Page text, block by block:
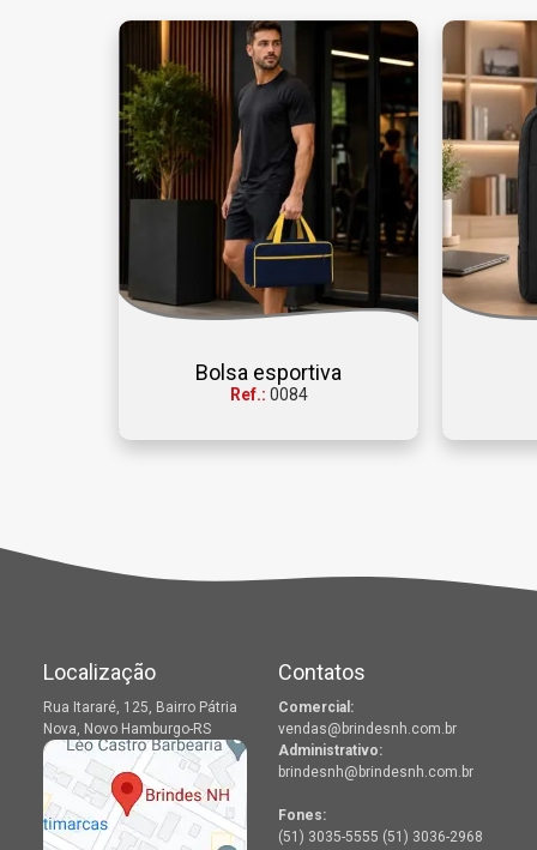
Bolsa esportiva
Ref.: 0084
Localização
Rua Itararé, 125, Bairro Pátria
Nova, Novo Hamburgo-RS
Contatos
Comercial:
vendas@brindesnh.com.br
Administrativo:
brindesnh@brindesnh.com.br
Fones:
(51) 3035-5555 (51) 3036-2968